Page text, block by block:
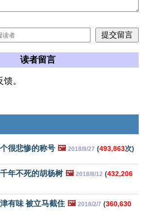
读者留言
。
很悲惨的称号 🖼️ 2018/9/27 (493,863次)
年不死的胡杨树 🖼️ 2018/8/12 (432,206
有味 被立马截住 🖼️ 2018/2/7 (360,630